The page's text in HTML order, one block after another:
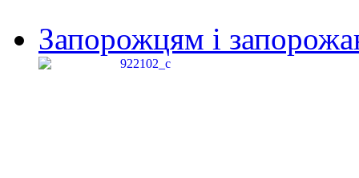
Запорожцям і